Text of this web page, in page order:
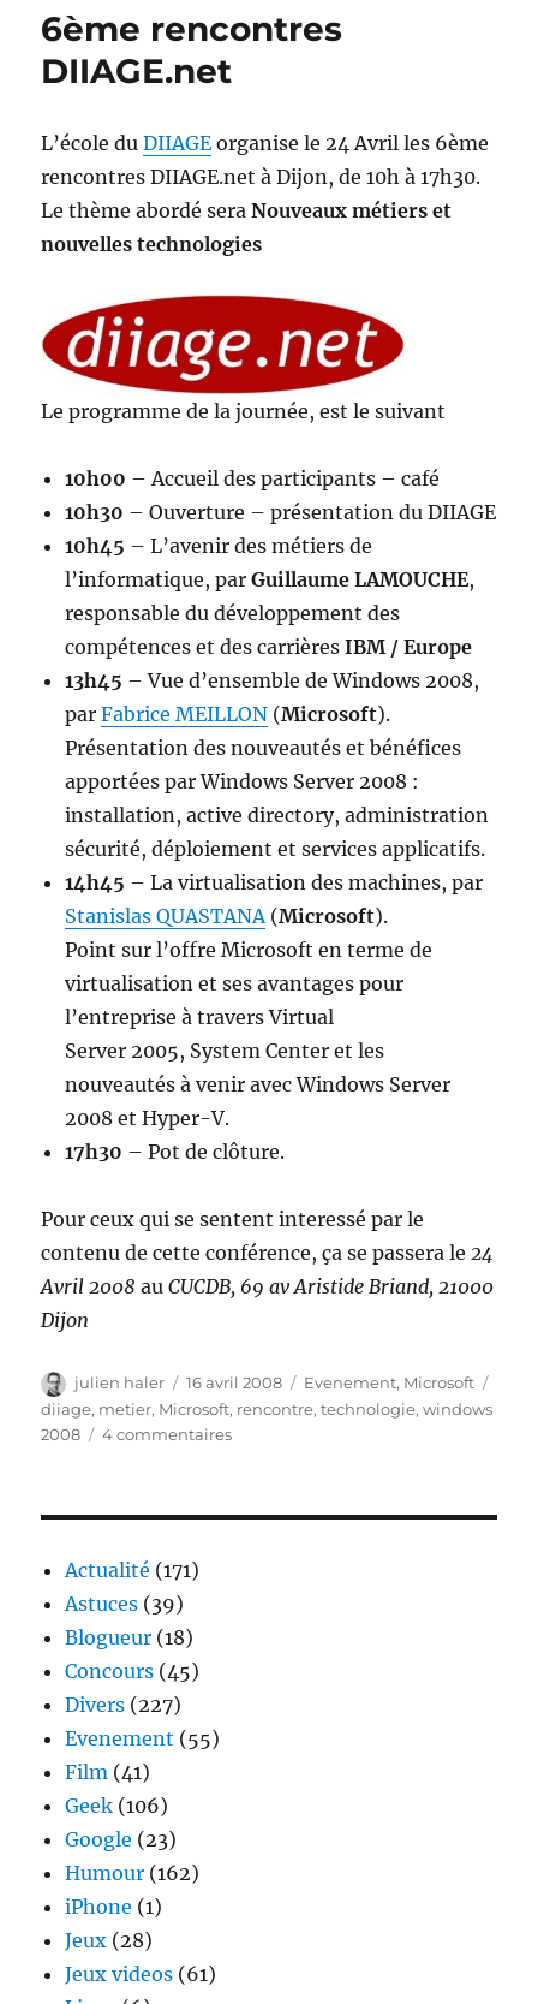
LeBonCoin
6ème rencontres
DIIAGE.net
L’école duDIIAGE organise le 24 Avril les 6ème
rencontres DIIAGE.net à Dijon, de 10h à 17h30.
Le thème abordé seraNouveaux métiers et
nouvelles technologies
Le programme de la journée, est le suivant
10h00 – Accueil des participants – café
10h30 – Ouverture – présentation du DIIAGE
10h45 – L’avenir des métiers de
l’informatique, parGuillaume LAMOUCHE,
responsable du développement des
compétences et des carrièresIBM / Europe
13h45 – Vue d’ensemble de Windows 2008,
parFabrice MEILLON (Microsoft).
Présentation des nouveautés et bénéfices
apportées par Windows Server 2008 :
installation, active directory, administration
sécurité, déploiement et services applicatifs.
14h45 – La virtualisation des machines, par
Stanislas QUASTANA(Microsoft).
Point sur l’offre Microsoft en terme de
virtualisation et ses avantages pour
l’entreprise à travers Virtual
Server 2005, System Center et les
nouveautés à venir avec Windows Server
2008 et Hyper-V.
17h30 – Pot de clôture.
Pour ceux qui se sentent interessé par le
contenu de cette conférence, ça se passera le24
Avril 2008 auCUCDB, 69 av Aristide Briand, 21000
Dijon
Auteur
julien haler
Publié
le
16 avril 2008 Catégories
Evenement, Microsoft
diiage, metier, Microsoft, rencontre,technologie,windows
2008
4 commentairessur
Actualité (171)
Astuces (39)
Blogueur (18)
Concours (45)
Divers (227)
Evenement (55)
Film (41)
Geek (106)
Google (23)
Humour (162)
iPhone (1)
Jeux (28)
Jeux videos (61)